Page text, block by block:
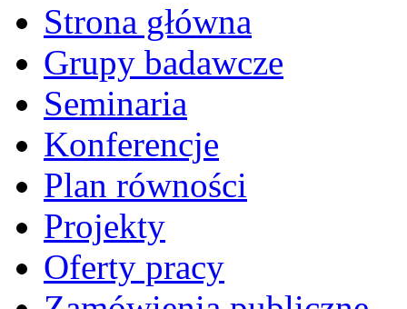
Strona główna
Grupy badawcze
Seminaria
Konferencje
Plan równości
Projekty
Oferty pracy